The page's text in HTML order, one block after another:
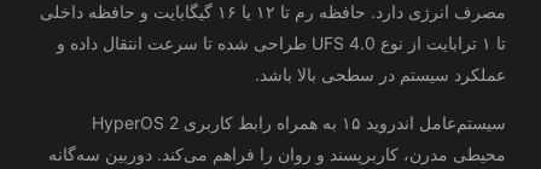
مصرف انرژی دارد. حافظه رم تا ۱۲ یا ۱۶ گیگابایت و حافظه داخلی
تا ۱ ترابایت از نوع UFS 4.0 طراحی شده تا سرعت انتقال داده و
عملکرد سیستم در سطحی بالا باشد.
سیستم‌عامل اندروید ۱۵ به همراه رابط کاربری HyperOS 2
محیطی مدرن، کاربرپسند و روان را فراهم می‌کند. دوربین سه‌گانه